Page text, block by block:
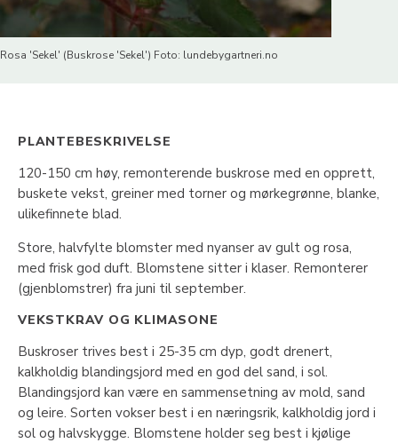
Rosa 'Sekel' (Buskrose 'Sekel') Foto: lundebygartneri.no
PLANTEBESKRIVELSE
120-150 cm høy, remonterende buskrose med en opprett,
buskete vekst, greiner med torner og mørkegrønne, blanke,
ulikefinnete blad.
Store, halvfylte blomster med nyanser av gult og rosa,
med frisk god duft. Blomstene sitter i klaser. Remonterer
(gjenblomstrer) fra juni til september.
VEKSTKRAV OG KLIMASONE
Buskroser trives best i 25-35 cm dyp, godt drenert,
kalkholdig blandingsjord med en god del sand, i sol.
Blandingsjord kan være en sammensetning av mold, sand
og leire. Sorten vokser best i en næringsrik, kalkholdig jord i
sol og halvskygge. Blomstene holder seg best i kjølige